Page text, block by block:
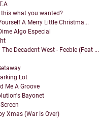
this what you wanted?
A Merry Little Christma...
Algo Especial
Decadent West - Feeble (Feat ...
Lot
Me A Groove
Bayonet
Xmas (War Is Over)